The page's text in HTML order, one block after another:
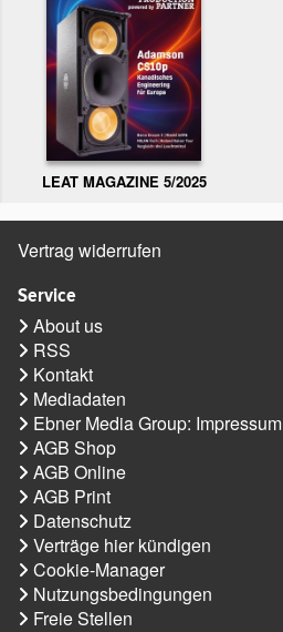
LEAT MAGAZINE 5/2025
Vertrag widerrufen
Service
About us
RSS
Kontakt
Mediadaten
Ebner Media Group: Impressum
AGB Shop
AGB Online
AGB Print
Datenschutz
Verträge hier kündigen
Cookie-Manager
Nutzungsbedingungen
Freie Stellen